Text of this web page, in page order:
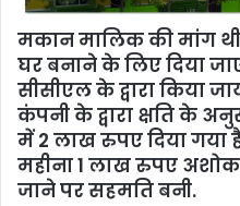
मकान मालिक की मांग
घर बनाने के लिए दिया
सीसीएल के द्वारा किया
कंपनी के द्वारा क्षति के
में 2 लाख रुपए दिया गया
महीना 1 लाख रुपए
जाने पर सहमति बनी.